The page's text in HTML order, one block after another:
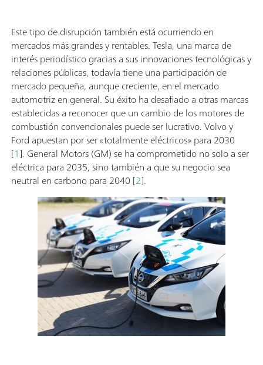
Este tipo de disrupción también está ocurriendo en
mercados más grandes y rentables. Tesla, una marca de
interés periodístico gracias a sus innovaciones tecnológicas y
relaciones públicas, todavía tiene una participación de
mercado pequeña, aunque creciente, en el mercado
automotriz en general. Su éxito ha desafiado a otras marcas
establecidas a reconocer que un cambio de los motores de
combustión convencionales puede ser lucrativo. Volvo y
Ford apuestan por ser «totalmente eléctricos» para 2030
[1]. General Motors (GM) se ha comprometido no solo a ser
eléctrica para 2035, sino también a que su negocio sea
neutral en carbono para 2040 [2].